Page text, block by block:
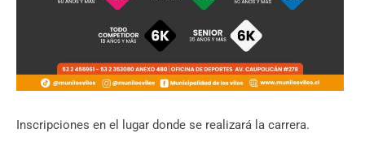
Inscripciones en el lugar donde se realizará la carrera.